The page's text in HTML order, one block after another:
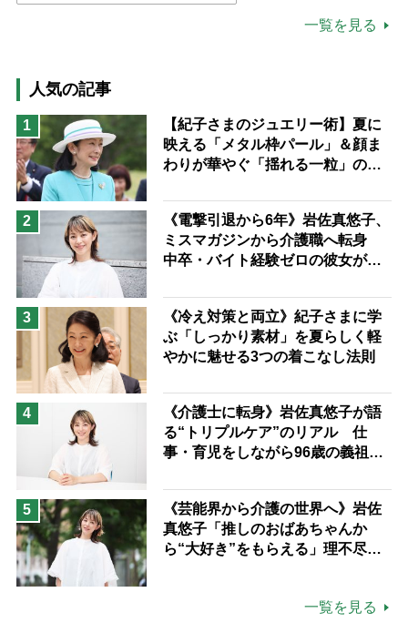
猫が母になつきません
息子の遠距離介護サバイバル術
兄がボケました
便利なサービス
予防法
一覧を見る
人気の記事
1
【紀子さまのジュエリー術】夏に
映える「メタル枠パール」＆顔ま
わりが華やぐ「揺れる一粒」の使
2
《電撃引退から6年》岩佐真悠子、
ミスマガジンから介護職へ転身
中卒・バイト経験ゼロの彼女が見
ながら自分らしくいられる」
3
《冷え対策と両立》紀子さまに学
ぶ「しっかり素材」を夏らしく軽
やかに魅せる3つの着こなし法則
4
《介護士に転身》岩佐真悠子が語
る“トリプルケア”のリアル 仕
事・育児をしながら96歳の義祖母
る「家での介護は“雑”でも気にし
ない」
5
《芸能界から介護の世界へ》岩佐
真悠子「推しのおばあちゃんか
ら“大好き”をもらえる」理不尽さ
一覧を見る